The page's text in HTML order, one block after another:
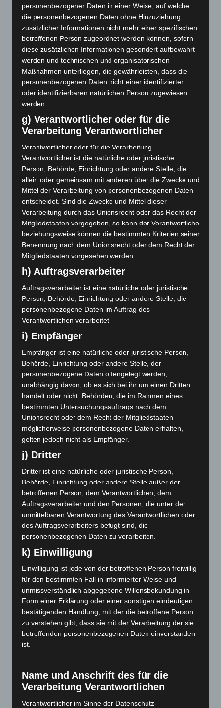
E-Mail-Adresse*
Website
Beitragsnavigation
Vorheriger
Beitrag
ZURÜCK
Die Psychosomatik erkundet Resonanz und Selbst
Nächster
Beitrag
WEITER
Die Psychosomatik entdeckt die Zeit
September 2025
November 2024
Oktober 2024
Dezember 2023
November 2023
Mai 2023
März 2023
Januar 2023
Dezember 2022
November 2022
Juni 2022
Mai 2022
Februar 2022
Dezember 2021
August 2021
Juni 2021
April 2021
Januar 2021
personenbezogener Daten in einer Weise, auf welche
die personenbezogenen Daten ohne Hinzuziehung
zusätzlicher Informationen nicht mehr einer spezifischen
betroffenen Person zugeordnet werden können, sofern
diese zusätzlichen Informationen gesondert aufbewahrt
werden und technischen und organisatorischen
Maßnahmen unterliegen, die gewährleisten, dass die
personenbezogenen Daten nicht einer identifizierten
oder identifizierbaren natürlichen Person zugewiesen
werden.
g) Verantwortlicher oder für die
Verarbeitung Verantwortlicher
Verantwortlicher oder für die Verarbeitung
Verantwortlicher ist die natürliche oder juristische
Person, Behörde, Einrichtung oder andere Stelle, die
allein oder gemeinsam mit anderen über die Zwecke und
Mittel der Verarbeitung von personenbezogenen Daten
entscheidet. Sind die Zwecke und Mittel dieser
Verarbeitung durch das Unionsrecht oder das Recht der
Mitgliedstaaten vorgegeben, so kann der Verantwortliche
beziehungsweise können die bestimmten Kriterien seiner
Benennung nach dem Unionsrecht oder dem Recht der
Mitgliedstaaten vorgesehen werden.
h) Auftragsverarbeiter
Auftragsverarbeiter ist eine natürliche oder juristische
Person, Behörde, Einrichtung oder andere Stelle, die
personenbezogene Daten im Auftrag des
Verantwortlichen verarbeitet.
i) Empfänger
Empfänger ist eine natürliche oder juristische Person,
Behörde, Einrichtung oder andere Stelle, der
personenbezogene Daten offengelegt werden,
unabhängig davon, ob es sich bei ihr um einen Dritten
handelt oder nicht. Behörden, die im Rahmen eines
bestimmten Untersuchungsauftrags nach dem
Unionsrecht oder dem Recht der Mitgliedstaaten
möglicherweise personenbezogene Daten erhalten,
gelten jedoch nicht als Empfänger.
j) Dritter
Dritter ist eine natürliche oder juristische Person,
Behörde, Einrichtung oder andere Stelle außer der
betroffenen Person, dem Verantwortlichen, dem
Auftragsverarbeiter und den Personen, die unter der
unmittelbaren Verantwortung des Verantwortlichen oder
des Auftragsverarbeiters befugt sind, die
personenbezogenen Daten zu verarbeiten.
k) Einwilligung
Einwilligung ist jede von der betroffenen Person freiwillig
für den bestimmten Fall in informierter Weise und
unmissverständlich abgegebene Willensbekundung in
Form einer Erklärung oder einer sonstigen eindeutigen
bestätigenden Handlung, mit der die betroffene Person
zu verstehen gibt, dass sie mit der Verarbeitung der sie
betreffenden personenbezogenen Daten einverstanden
ist.
Name und Anschrift des für die
Verarbeitung Verantwortlichen
Verantwortlicher im Sinne der Datenschutz-